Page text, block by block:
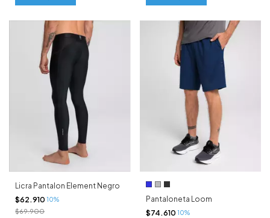
Licra Pantalon Element Negro
$62.910 10%
$69.900
Pantaloneta Loom
$74.610 10%